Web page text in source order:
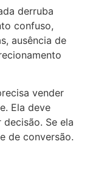
derruba
confuso,
ausência de
vender
Ela deve
Se ela
de conversão.